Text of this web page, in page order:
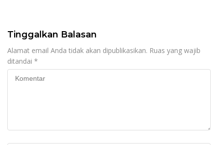
Tinggalkan Balasan
Alamat email Anda tidak akan dipublikasikan. Ruas yang wajib
ditandai *